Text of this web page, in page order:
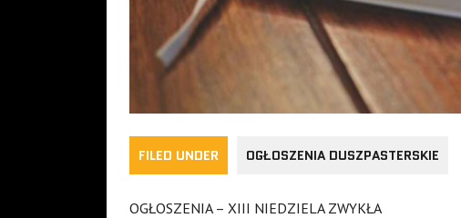
FILED UNDER OGŁOSZENIA DUSZPASTERSKIE
OGŁOSZENIA – XIII NIEDZIELA ZWYKŁA